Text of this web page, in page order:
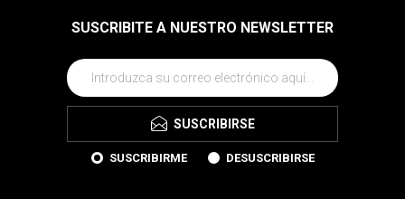
SUSCRIBITE A NUESTRO NEWSLETTER
SUSCRIBIRSE
SUSCRIBIRME DESUSCRIBIRSE